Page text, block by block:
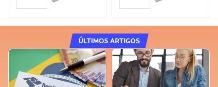
ÚLTIMOS ARTIGOS